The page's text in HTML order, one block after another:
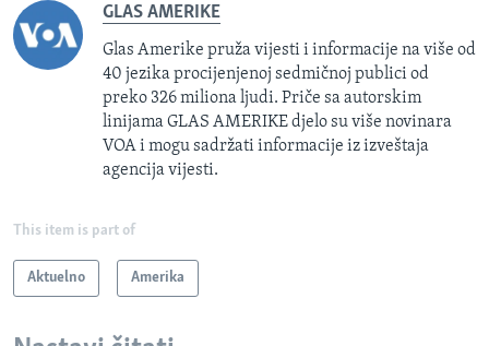
GLAS AMERIKE
Glas Amerike pruža vijesti i informacije na više od
40 jezika procijenjenoj sedmičnoj publici od
preko 326 miliona ljudi. Priče sa autorskim
linijama GLAS AMERIKE djelo su više novinara
VOA i mogu sadržati informacije iz izveštaja
agencija vijesti.
This item is part of
Aktuelno Amerika